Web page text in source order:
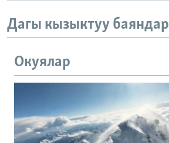
Дагы кызыктуу баяндар
Окуялар